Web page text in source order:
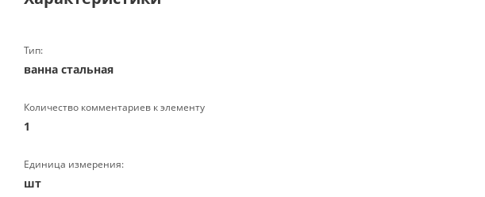
Тип:
ванна стальная
Количество комментариев к элементу
1
Единица измерения:
шт